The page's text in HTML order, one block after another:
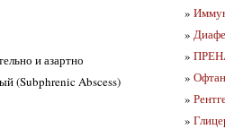
и азартно
(Subphrenic Abscess)
»
»
»
»
»
»